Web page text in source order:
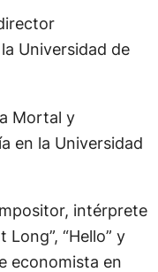
Universidad de
Mortal y
en la Universidad
intérprete
“Hello” y
economista en